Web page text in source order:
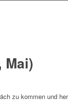
zu kommen und